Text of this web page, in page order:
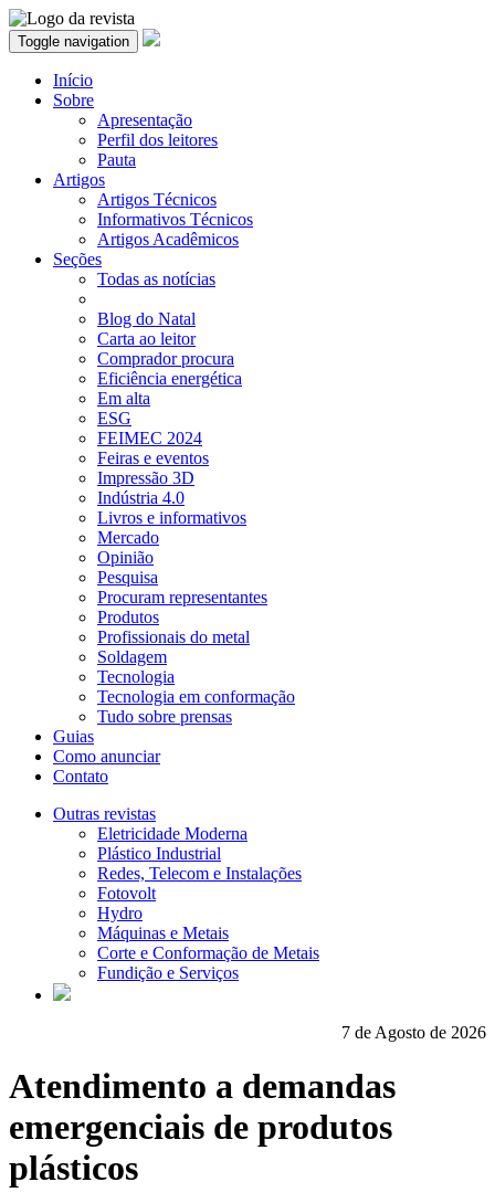
Toggle navigation
Início
Sobre
Apresentação
Perfil dos leitores
Pauta
Artigos
Artigos Técnicos
Informativos Técnicos
Artigos Acadêmicos
Seções
Todas as notícias
Blog do Natal
Carta ao leitor
Comprador procura
Eficiência energética
Em alta
ESG
FEIMEC 2024
Feiras e eventos
Impressão 3D
Indústria 4.0
Livros e informativos
Mercado
Opinião
Pesquisa
Procuram representantes
Produtos
Profissionais do metal
Soldagem
Tecnologia
Tecnologia em conformação
Tudo sobre prensas
Guias
Como anunciar
Contato
Outras revistas
Eletricidade Moderna
Plástico Industrial
Redes, Telecom e Instalações
Fotovolt
Hydro
Máquinas e Metais
Corte e Conformação de Metais
Fundição e Serviços
7 de Agosto de 2026
Atendimento a demandas
emergenciais de produtos
plásticos